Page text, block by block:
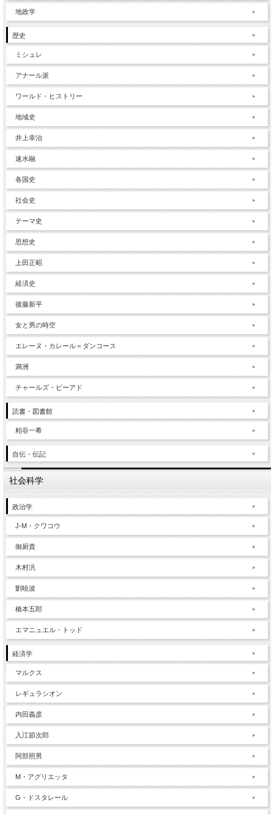
地政学
歴史
ミシュレ
アナール派
ワールド・ヒストリー
地域史
井上幸治
速水融
各国史
社会史
テーマ史
思想史
上田正昭
経済史
後藤新平
女と男の時空
エレーヌ・カレール＝ダンコース
満洲
チャールズ・ビーアド
読書・図書館
粕谷一希
自伝・伝記
社会科学
政治学
J-M・クワコウ
御厨貴
木村汎
劉暁波
橋本五郎
エマニュエル・トッド
経済学
マルクス
レギュラシオン
内田義彦
入江節次郎
阿部照男
M・アグリエッタ
G・ドスタレール